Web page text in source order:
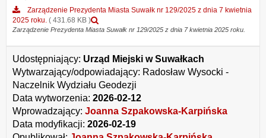
o
przetargu
nieograniczonym,
działka
nr
35378,
Obrębie
Zarządzenie Prezydenta Miasta Suwałk nr 129/2025 z dnia 7 kwietnia
2025 roku. ( 431.68 KB )
załącznika
Miasta
Suwałk
129/2025
z
dnia
7
Zarządzenie Prezydenta Miasta Suwałk nr 129/2025 z dnia 7 kwietnia 2025 roku.
Udostępniający: Urząd Miejski w Suwałkach
Wytwarzający/odpowiadający: Radosław Wysocki -
Naczelnik Wydziału Geodezji
Data wytworzenia: 2026-02-12
Wprowadzający: Joanna Szpakowska-Karpińska
Data modyfikacji: 2026-02-19